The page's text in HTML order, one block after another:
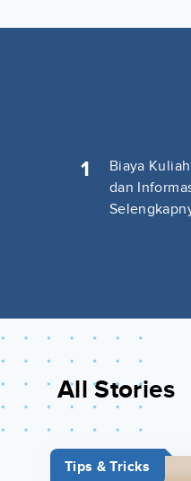
1
Biaya
dan
All Stories
Tips & Tricks